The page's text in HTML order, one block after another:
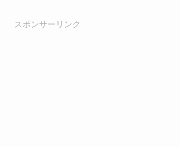
スポンサーリンク